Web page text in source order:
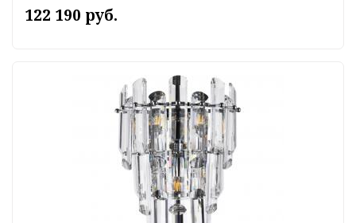
122 190 руб.